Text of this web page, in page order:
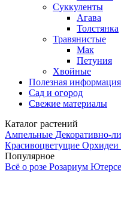
Суккуленты
Агава
Толстянка
Травянистые
Мак
Петуния
Хвойные
Полезная информация
Сад и огород
Свежие материалы
Каталог растений
Ампельные Декоративно-
Красивоцветущие Орхидеи
Популярное
Всё о розе Розариум